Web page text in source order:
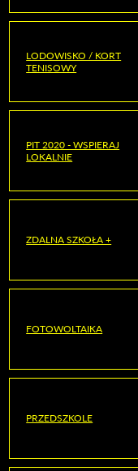
LODOWISKO / KORT
TENISOWY
PIT 2020 - WSPIERAJ
LOKALNIE
ZDALNA SZKOŁA +
FOTOWOLTAIKA
PRZEDSZKOLE